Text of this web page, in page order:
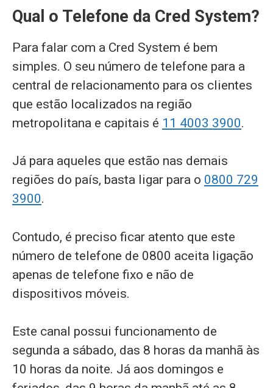
Qual o Telefone da Cred System?
Para falar com a Cred System é bem
simples. O seu número de telefone para a
central de relacionamento para os clientes
que estão localizados na região
metropolitana e capitais é 11 4003 3900.
Já para aqueles que estão nas demais
regiões do país, basta ligar para o 0800 729
3900.
Contudo, é preciso ficar atento que este
número de telefone de 0800 aceita ligação
apenas de telefone fixo e não de
dispositivos móveis.
Este canal possui funcionamento de
segunda a sábado, das 8 horas da manhã às
10 horas da noite. Já aos domingos e